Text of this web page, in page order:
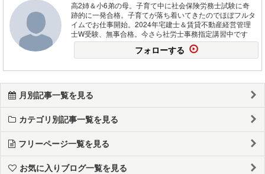
高2姉＆小6弟の母。子育て中に社会保険労務士試験に奇
跡的に一発合格。子育てが落ち着いてきたのでほぼフルタ
イムでお仕事開始。2024年宅建士＆賃貸不動産経営管理
士W受験、無事合格。今さら社労士事務指定講習中です
フォローする
月別記事一覧を見る
カテゴリ別記事一覧を見る
フリーページ一覧を見る
お気に入りブログ一覧を見る